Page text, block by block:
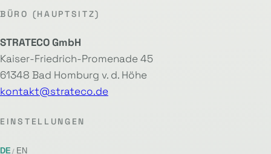
BÜRO (HAUPTSITZ)
STRATECO GmbH
Kaiser-Friedrich-Promenade 45
61348 Bad Homburg v. d. Höhe
kontakt@strateco.de
EINSTELLUNGEN
DE EN